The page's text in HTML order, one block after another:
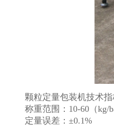
颗粒定量包装机技术
称重范围：10-60（kg/
定量误差：±0.1%